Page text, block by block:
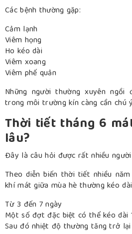
Các bệnh thường gặp:
Cảm lạnh
Viêm họng
Ho kéo dài
Viêm xoang
Viêm phế quản
Những người thường xuyên ngồi
trong môi trường kín càng cần chú
Thời tiết tháng 6
lâu?
Đây là câu hỏi được rất nhiều
Theo diễn biến thời tiết nhiều
khí mát giữa mùa hè thường kéo
Từ 3 đến 7 ngày
Một số đợt đặc biệt có thể kéo dài
Sau đó nhiệt độ thường tăng trở lại